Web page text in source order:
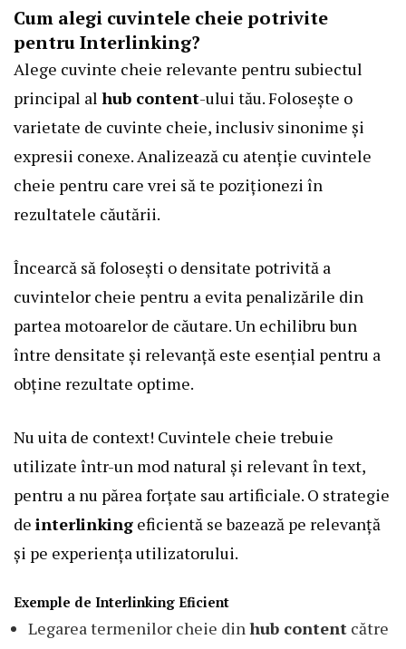
Cum alegi cuvintele cheie potrivite
pentru Interlinking?
Alege cuvinte cheie relevante pentru subiectul
principal al hub content-ului tău. Folosește o
varietate de cuvinte cheie, inclusiv sinonime și
expresii conexe. Analizează cu atenție cuvintele
cheie pentru care vrei să te poziționezi în
rezultatele căutării.
Încearcă să folosești o densitate potrivită a
cuvintelor cheie pentru a evita penalizările din
partea motoarelor de căutare. Un echilibru bun
între densitate și relevanță este esențial pentru a
obține rezultate optime.
Nu uita de context! Cuvintele cheie trebuie
utilizate într-un mod natural și relevant în text,
pentru a nu părea forțate sau artificiale. O strategie
de interlinking eficientă se bazează pe relevanță
și pe experiența utilizatorului.
Exemple de Interlinking Eficient
Legarea termenilor cheie dinhub content către